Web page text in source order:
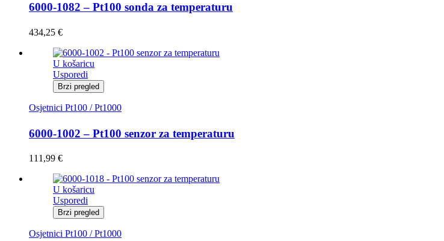
6000-1082 – Pt100 sonda za temperaturu
434,25 €
U košaricu
Usporedi
Brzi pregled
Osjetnici Pt100 / Pt1000
6000-1002 – Pt100 senzor za temperaturu
111,99 €
U košaricu
Usporedi
Brzi pregled
Osjetnici Pt100 / Pt1000